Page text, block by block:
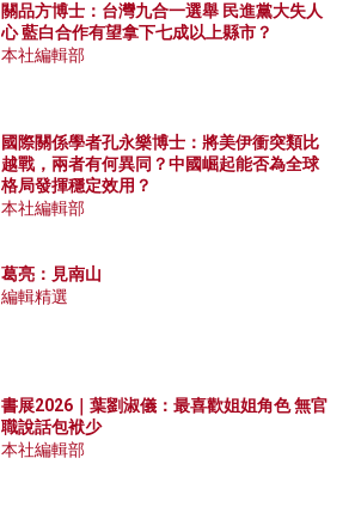
關品方博士：台灣九合一選舉 民進黨大失人
心 藍白合作有望拿下七成以上縣市？
本社編輯部
國際關係學者孔永樂博士：將美伊衝突類比
越戰，兩者有何異同？中國崛起能否為全球
格局發揮穩定效用？
本社編輯部
葛亮：見南山
編輯精選
書展2026｜葉劉淑儀：最喜歡姐姐角色 無官
職說話包袱少
本社編輯部